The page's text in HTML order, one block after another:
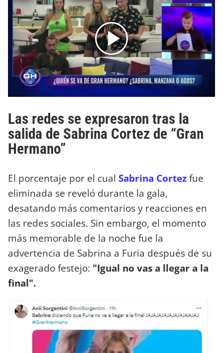
Las redes se expresaron tras la
salida de Sabrina Cortez de “Gran
Hermano”
El porcentaje por el cual Sabrina Cortezfue
eliminada se reveló durante la gala,
desatando más comentarios y reacciones en
las redes sociales. Sin embargo, el momento
más memorable de la noche fue la
advertencia de Sabrina a Furia después de su
exagerado festejo: "Igual no vas a llegar a la
final".